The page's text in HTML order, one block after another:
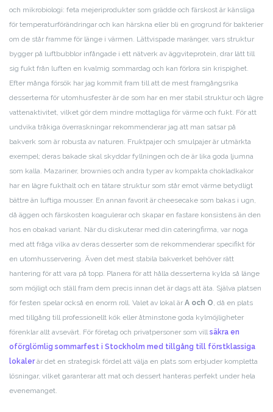
och mikrobiologi: feta mejeriprodukter som grädde och färskost är känsliga
för temperaturförändringar och kan härskna eller bli en grogrund för bakterier
om de står framme för länge i värmen. Lättvispade maränger, vars struktur
bygger på luftbubblor infångade i ett nätverk av äggviteprotein, drar lätt till
sig fukt från luften en kvalmig sommardag och kan förlora sin krispighet.
Efter många försök har jag kommit fram till att de mest framgångsrika
desserterna för utomhusfester är de som har en mer stabil struktur och lägre
vattenaktivitet, vilket gör dem mindre mottagliga för värme och fukt. För att
undvika tråkiga överraskningar rekommenderar jag att man satsar på
bakverk som är robusta av naturen. Fruktpajer och smulpajer är utmärkta
exempel; deras bakade skal skyddar fyllningen och de är lika goda ljumna
som kalla. Mazariner, brownies och andra typer av kompakta chokladkakor
har en lägre fukthalt och en tätare struktur som står emot värme betydligt
bättre än luftiga mousser. En annan favorit är cheesecake som bakas i ugn,
då äggen och färskosten koagulerar och skapar en fastare konsistens än den
hos en obakad variant. När du diskuterar med din cateringfirma, var noga
med att fråga vilka av deras desserter som de rekommenderar specifikt för
en utomhusservering. Även det mest stabila bakverket behöver rätt
hantering för att vara på topp. Planera för att hålla desserterna kylda så länge
som möjligt och ställ fram dem precis innan det är dags att äta. Själva platsen
för festen spelar också en enorm roll. Valet av lokal är A och O , då en plats
med tillgång till professionellt kök eller åtminstone goda kylmöjligheter
förenklar allt avsevärt. För företag och privatpersoner som vill säkra en
oförglömlig sommarfest i Stockholm med tillgång till förstklassiga
lokalerär det en strategisk fördel att välja en plats som erbjuder kompletta
lösningar, vilket garanterar att mat och dessert hanteras perfekt under hela
evenemanget.